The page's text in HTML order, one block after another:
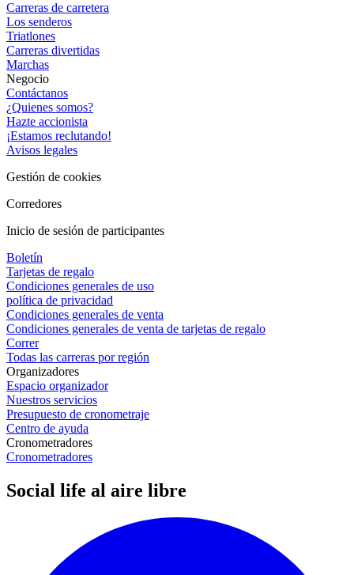
Carreras de carretera
Los senderos
Triatlones
Carreras divertidas
Marchas
Negocio
Contáctanos
¿Quienes somos?
Hazte accionista
¡Estamos reclutando!
Avisos legales
Gestión de cookies
Corredores
Inicio de sesión de participantes
Boletín
Tarjetas de regalo
Condiciones generales de uso
política de privacidad
Condiciones generales de venta
Condiciones generales de venta de tarjetas de regalo
Correr
Todas las carreras por región
Organizadores
Espacio organizador
Nuestros servicios
Presupuesto de cronometraje
Centro de ayuda
Cronometradores
Cronometradores
Social life al aire libre